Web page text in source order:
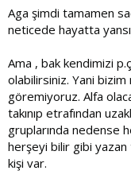
Aga şimdi tamamen
neticede hayatta
Ama , bak kendimizi
olabilirsiniz. Yani
göremiyoruz. Alfa
takınıp etrafından
gruplarında nedense
herşeyi bilir gibi yazan
kişi var.